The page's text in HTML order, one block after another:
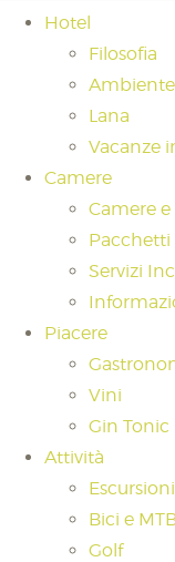
Hotel
Filosofia
Ambiente
Lana
Vacanze
Camere
Camere e
Pacchetti
Servizi
Piacere
Vini
Gin Tonic
Attività
Escursioni
Bici e
Golf